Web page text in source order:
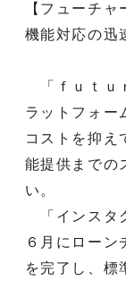
【フューチ
機能対応の迅
「ｆｕｔｕ
ラットフォー
コストを抑え
能提供までの
い。
「インスタ
６月にローン
を完了し、標